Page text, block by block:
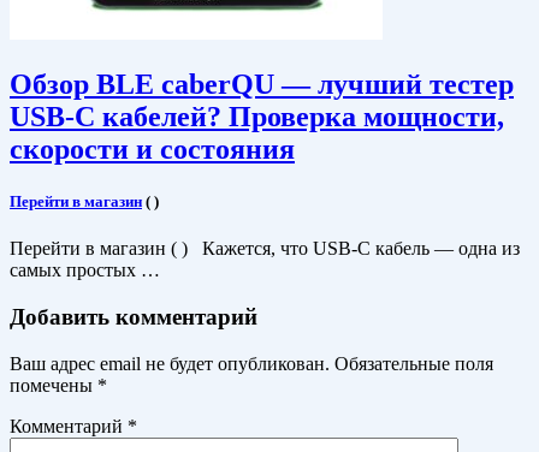
Обзор BLE caberQU — лучший тестер
USB-C кабелей? Проверка мощности,
скорости и состояния
Перейти в магазин ( )
Перейти в магазин ( ) Кажется, что USB-C кабель — одна из
самых простых …
Добавить комментарий
Ваш адрес email не будет опубликован. Обязательные поля
помечены *
Комментарий *